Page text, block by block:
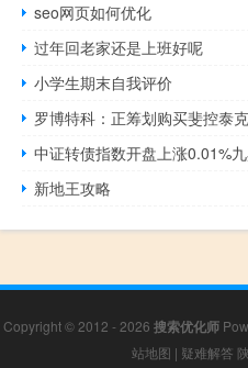
seo网页如何优化
过年回老家还是上班好呢
小学生期末自我评价
新地王攻略
Copyright © 2012 - 2026 搜索优化师
站地图 | 疑难解答